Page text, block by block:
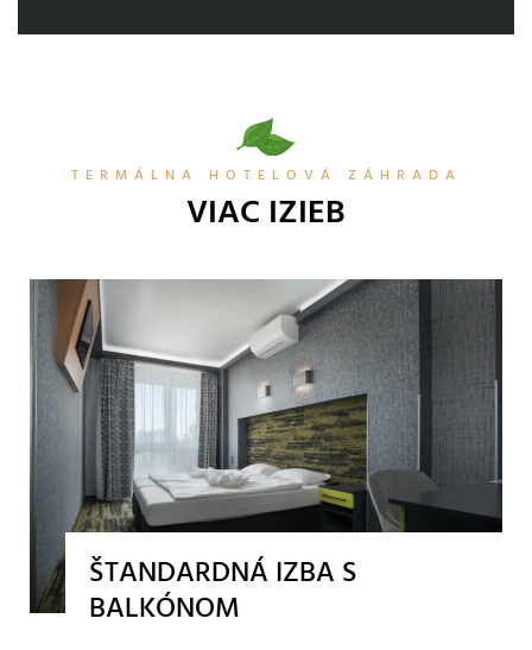
TERMÁLNA HOTELOVÁ ZÁHRADA
VIAC IZIEB
ŠTANDARDNÁ IZBA S
BALKÓNOM